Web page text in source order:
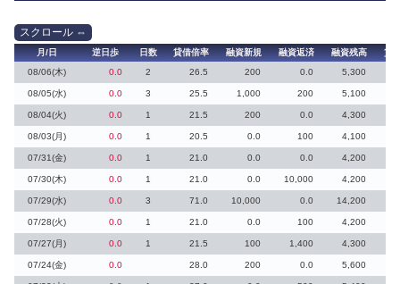
月/日 逆日歩 日数 貸借倍率 融資新規 融資返済 融資残高
貸
08/06(木)
0.0 2 26.5 200 0.0 5,300
08/05(水) 0.0 3 25.5 1,000 200 5,100
08/04(火) 0.0 1 21.5 200 0.0 4,300
08/03(月) 0.0 1 20.5 0.0 100 4,100
07/31(金) 0.0 1 21.0 0.0 0.0 4,200
07/30(木) 0.0 1 21.0 0.0 10,000 4,200
07/29(水) 0.0 3 71.0 10,000 0.0 14,200
07/28(火) 0.0 1 21.0 0.0 100 4,200
07/27(月) 0.0 1 21.5 100 1,400 4,300
07/24(金) 0.0 28.0 200 0.0 5,600